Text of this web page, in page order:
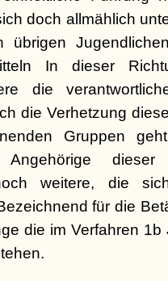
doch allmählich
In dieser
die
die Verhetzung
Gruppen
dieser
weitere, die
für die
die im Verfahren